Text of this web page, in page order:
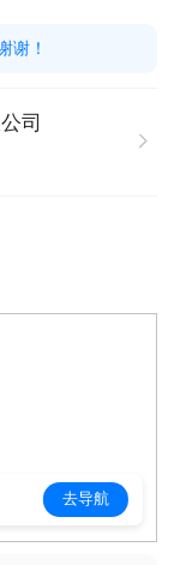
业绩优秀；
的能力；
能力。
谢！
司
去导航